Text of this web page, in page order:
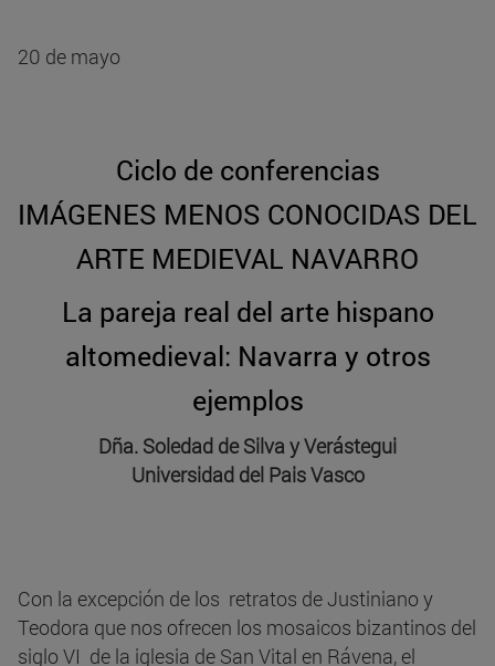
20 de mayo
Ciclo de conferencias
IMÁGENES MENOS CONOCIDAS DEL
ARTE MEDIEVAL NAVARRO
La pareja real del arte hispano
altomedieval: Navarra y otros
ejemplos
Dña. Soledad de Silva y Verástegui
Universidad del Pais Vasco
Con la excepción de los retratos de Justiniano y
Teodora que nos ofrecen los mosaicos bizantinos del
siglo VI de la iglesia de San Vital en Rávena, el